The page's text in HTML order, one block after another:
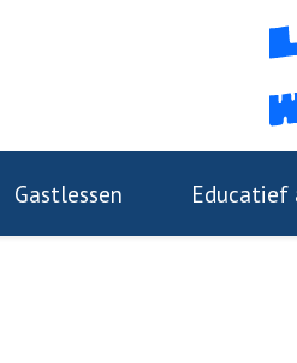
Gastlessen Educatief